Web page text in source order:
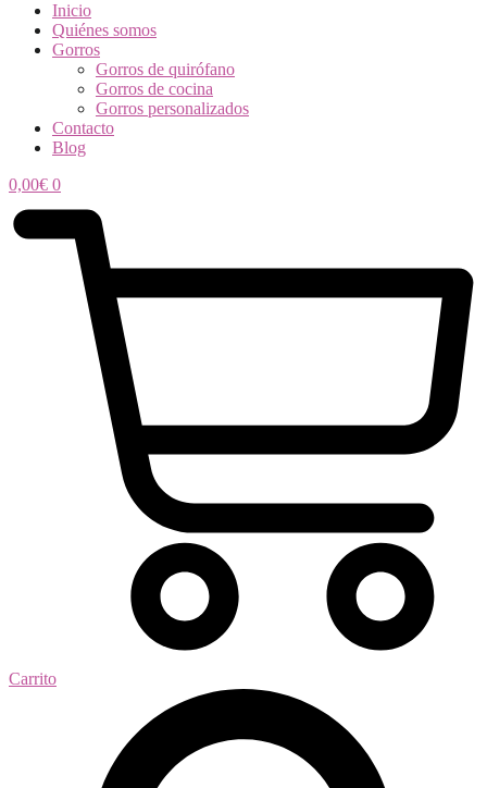
Inicio
Quiénes somos
Gorros
Gorros de quirófano
Gorros de cocina
Gorros personalizados
Contacto
Blog
0,00€ 0
Carrito